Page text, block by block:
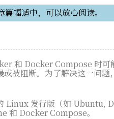
篇幅适中，可以放心阅读。
和 Docker Compose 时可
被阻断。为了解决这一问
Linux 发行版（如 Ubuntu,
和 Docker Compose。